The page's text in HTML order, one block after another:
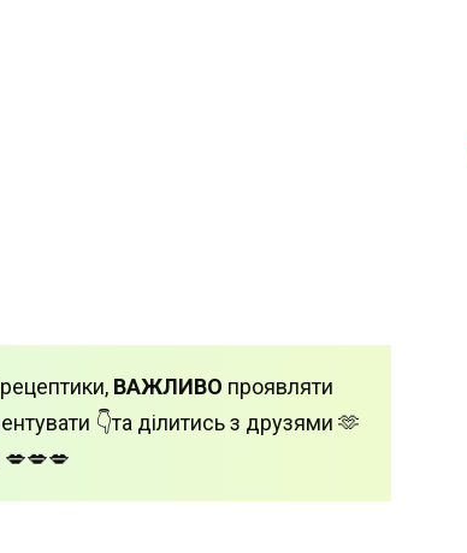
ВАЖЛИВО проявляти
👇та ділитись з друзями 🫶
💋💋💋